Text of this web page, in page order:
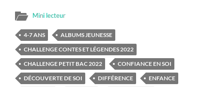
Mini lecteur
4-7 ANS
ALBUMS JEUNESSE
CHALLENGE CONTES ET LÉGENDES 2022
CHALLENGE PETIT BAC 2022
CONFIANCE EN SOI
DÉCOUVERTE DE SOI
DIFFÉRENCE
ENFANCE